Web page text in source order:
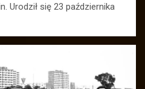
Urodził się 23 października